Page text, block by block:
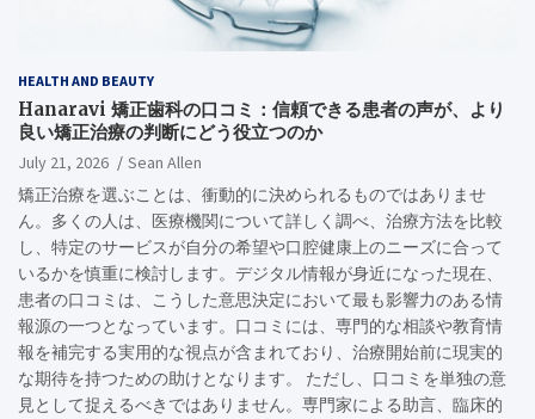
HEALTH AND BEAUTY
Hanaravi 矯正歯科の口コミ：信頼できる患者の声が、より
良い矯正治療の判断にどう役立つのか
July 21, 2026
Sean Allen
矯正治療を選ぶことは、衝動的に決められるものではありませ
ん。多くの人は、医療機関について詳しく調べ、治療方法を比較
し、特定のサービスが自分の希望や口腔健康上のニーズに合って
いるかを慎重に検討します。デジタル情報が身近になった現在、
患者の口コミは、こうした意思決定において最も影響力のある情
報源の一つとなっています。口コミには、専門的な相談や教育情
報を補完する実用的な視点が含まれており、治療開始前に現実的
な期待を持つための助けとなります。 ただし、口コミを単独の意
見として捉えるべきではありません。専門家による助言、臨床的